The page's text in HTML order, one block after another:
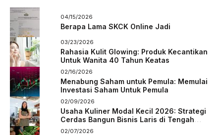
04/15/2026
Berapa Lama SKCK Online Jadi
03/23/2026
Rahasia Kulit Glowing: Produk Kecantikan
Untuk Wanita 40 Tahun Keatas
02/16/2026
Menabung Saham untuk Pemula: Memulai
Investasi Saham Untuk Pemula
02/09/2026
Usaha Kuliner Modal Kecil 2026: Strategi
Cerdas Bangun Bisnis Laris di Tengah
Persaingan
02/07/2026